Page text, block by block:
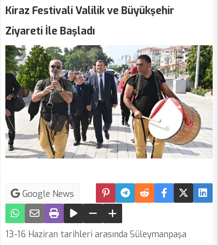
Kiraz Festivali Valilik ve Büyükşehir
Ziyareti İle Başladı
Google News
13-16 Haziran tarihleri arasında Süleymanpaşa